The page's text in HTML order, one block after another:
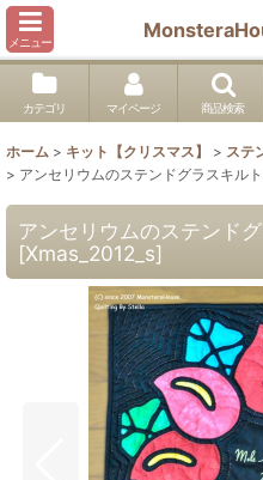
メニュー
カテゴリ マイページ 商品検索
ホーム > キット【クリスマス】 > ステ
> アンセリウムのステンドグラスキル
アンセリウムのステンド
[Xmas_2012_s]